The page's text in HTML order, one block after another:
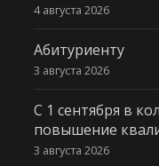
4 августа 2026
Абитуриенту
3 августа 2026
С 1 сентября в
повышение
3 августа 2026